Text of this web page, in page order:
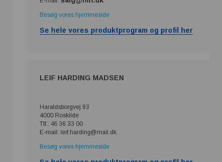
Besøg vores hjemmeside
Se hele vores produktprogram og profil her
LEIF HARDING MADSEN
Haraldsborgvej 93
4000 Roskilde
Tlf.: 46 36 33 00
E-mail: leif.harding@mail.dk
Besøg vores hjemmeside